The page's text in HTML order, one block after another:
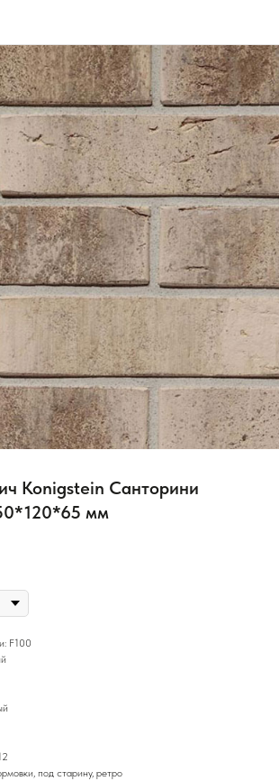
Konigstein Санторини
мм
F100
под старину, ретро